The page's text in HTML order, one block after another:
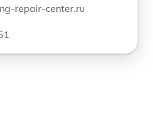
repair-center.ru